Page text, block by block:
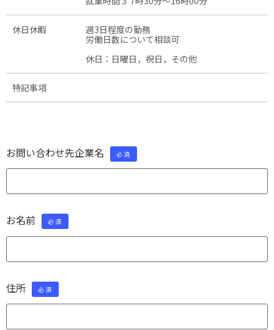
休日休暇
週3日程度の勤務
労働日数について相談可
休日：日曜日，祝日，その他
特記事項
お問い合わせ先企業名 必須
お名前 必須
住所 必須